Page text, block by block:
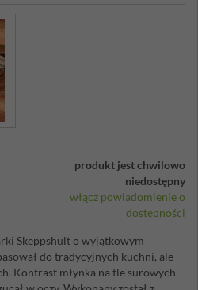
produkt jest chwilowo
niedostępny
włącz powiadomienie o
dostępności
Skeppshult o wyjątkowym
do tradycyjnych kuchni, ale
Kontrast młynka na tle surowych